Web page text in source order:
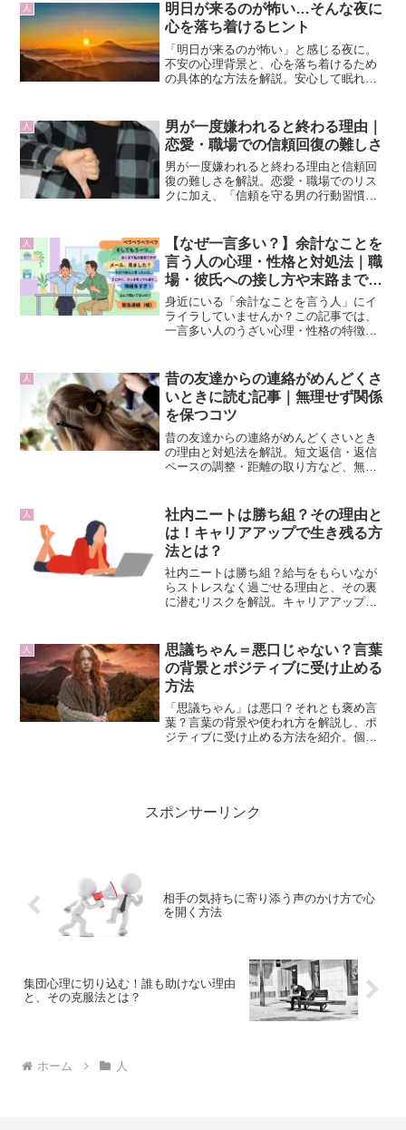
人
明日が来るのが怖い…そんな夜に
心を落ち着けるヒント
「明日が来るのが怖い」と感じる夜に。
不安の心理背景と、心を落ち着けるため
の具体的な方法を解説。安心して眠れる
人
男が一度嫌われると終わる理由｜
恋愛・職場での信頼回復の難しさ
男が一度嫌われると終わる理由と信頼回
復の難しさを解説。恋愛・職場でのリス
クに加え、「信頼を守る男の行動習慣チ
人
【なぜ一言多い？】余計なことを
言う人の心理・性格と対処法｜職
場・彼氏への接し方や末路まで徹
底解説
身近にいる「余計なことを言う人」にイ
ライラしていませんか？この記事では、
一言多い人のうざい心理・性格の特徴か
が嫌われないための「神言い換え例文10
選」やことわざも紹介します。
人
昔の友達からの連絡がめんどくさ
いときに読む記事｜無理せず関係
を保つコツ
昔の友達からの連絡がめんどくさいとき
の理由と対処法を解説。短文返信・返信
ペースの調整・距離の取り方など、無理
人
社内ニートは勝ち組？その理由と
は！キャリアアップで生き残る方
法とは？
社内ニートは勝ち組？給与をもらいなが
らストレスなく過ごせる理由と、その裏
に潜むリスクを解説。キャリアアップに
人
思議ちゃん＝悪口じゃない？言葉
の背景とポジティブに受け止める
方法
「思議ちゃん」は悪口？それとも褒め言
葉？言葉の背景や使われ方を解説し、ポ
ジティブに受け止める方法を紹介。個性
スポンサーリンク
相手の気持ちに寄り添う声のかけ方で心
を開く方法
集団心理に切り込む！誰も助けない理由
と、その克服法とは？
ホーム 人